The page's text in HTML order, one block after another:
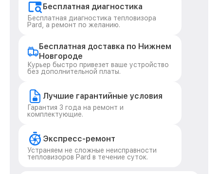
Бесплатная диагностика
Бесплатная диагностика тепловизора
Pard, а ремонт по желанию.
Бесплатная доставка по Нижнем
Новгороде
Курьер быстро привезет ваше устройство
без дополнительной платы.
Лучшие гарантийные условия
Гарантия 3 года на ремонт и
комплектующие.
Экспресс-ремонт
Устраняем не сложные неисправности
тепловизоров Pard в течение суток.